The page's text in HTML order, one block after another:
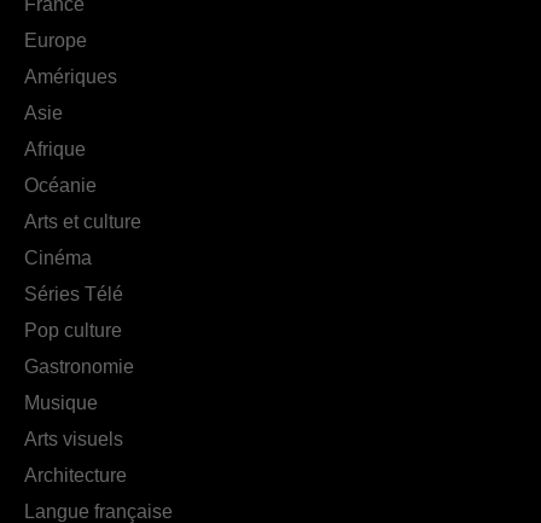
France
Europe
Amériques
Asie
Afrique
Océanie
Arts et culture
Cinéma
Séries Télé
Pop culture
Gastronomie
Musique
Arts visuels
Architecture
Langue française